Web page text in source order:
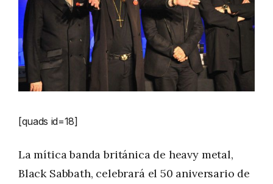
[quads id=18]
La mítica banda británica de heavy metal,
Black Sabbath, celebrará el 50 aniversario de